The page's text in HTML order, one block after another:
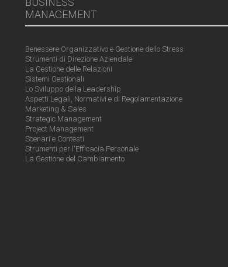
MANAGEMENT
Benessere Organizzativo e Gestione dello Stress
Strumenti di Direzione Aziendale
La Gestione delle Relazioni
Sistemi Gestionali
Lo Sviluppo della Leadership
Aspetti Legali, Normativi e di Regolamentazione
Marketing & Sales
Strategic Management
Project Management
Scenari e Contesti
Strumenti per l'Efficacia Personale
La Gestione del Cambiamento